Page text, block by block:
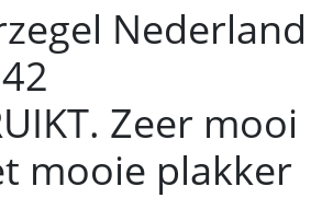
Nederland
Zeer mooi
mooie plakker